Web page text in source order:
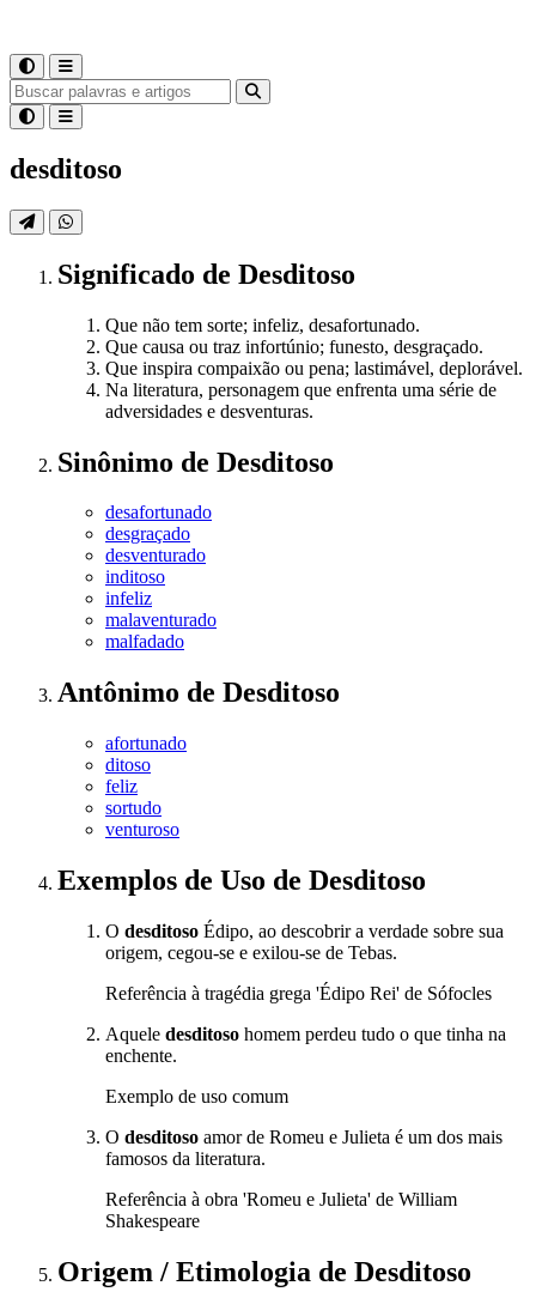
desditoso
Significado de Desditoso
Que não tem sorte; infeliz, desafortunado.
Que causa ou traz infortúnio; funesto, desgraçado.
Que inspira compaixão ou pena; lastimável, deplorável.
Na literatura, personagem que enfrenta uma série de
adversidades e desventuras.
Sinônimo de Desditoso
desafortunado
desgraçado
desventurado
inditoso
infeliz
malaventurado
malfadado
Antônimo de Desditoso
afortunado
ditoso
feliz
sortudo
venturoso
Exemplos de Uso de Desditoso
O desditoso Édipo, ao descobrir a verdade sobre sua
origem, cegou-se e exilou-se de Tebas.
Referência à tragédia grega 'Édipo Rei' de Sófocles
Aquele desditoso homem perdeu tudo o que tinha na
enchente.
Exemplo de uso comum
O desditoso amor de Romeu e Julieta é um dos mais
famosos da literatura.
Referência à obra 'Romeu e Julieta' de William
Shakespeare
Origem / Etimologia de Desditoso